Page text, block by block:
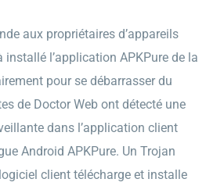
aux propriétaires d’appareils
installé l’application APKPure de la
pour se débarrasser du
de Doctor Web ont détecté une
dans l’application client
Android APKPure. Un Trojan
client télécharge et installe